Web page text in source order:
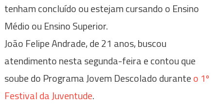
tenham concluído ou estejam cursando o Ensino
Médio ou Ensino Superior.
João Felipe Andrade, de 21 anos, buscou
atendimento nesta segunda-feira e contou que
soube do Programa Jovem Descolado duranteo 1º
Festival da Juventude.